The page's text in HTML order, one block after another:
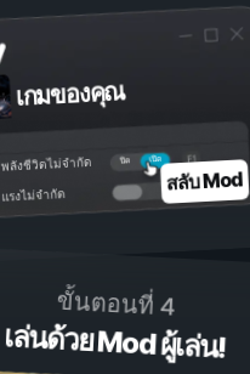
เกมของคุณ
เปิด
ปิด
พลังชีวิตไม่จำกัด
แรงไม่จำกัด สลับ Mod
ขั้นตอนที่ 4
เล่นด้วย Mod ผู้เล่น!